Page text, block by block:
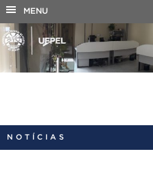
COBALTO
CONCURSOS
EDITAIS
PORTARIAS
MENU
NOTÍCIAS